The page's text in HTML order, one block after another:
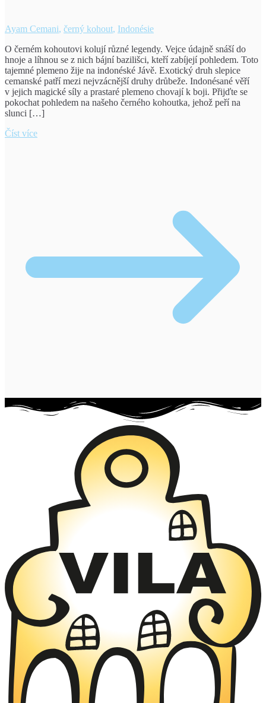
Ayam Cemani, černý kohout, Indonésie
O černém kohoutovi kolují různé legendy. Vejce údajně snáší do
hnoje a líhnou se z nich bájní bazilišci, kteří zabíjejí pohledem. Toto
tajemné plemeno žije na indonéské Jávě. Exotický druh slepice
cemanské patří mezi nejvzácnější druhy drůbeže. Indonésané věří
v jejich magické síly a prastaré plemeno chovají k boji. Přijďte se
pokochat pohledem na našeho černého kohoutka, jehož peří na
slunci […]
Číst více